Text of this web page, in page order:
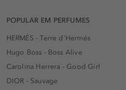
POPULAR EM PERFUMES
HERMÈS - Terre d'Hermés
Hugo Boss - Boss Alive
Carolina Herrera - Good Girl
DIOR - Sauvage